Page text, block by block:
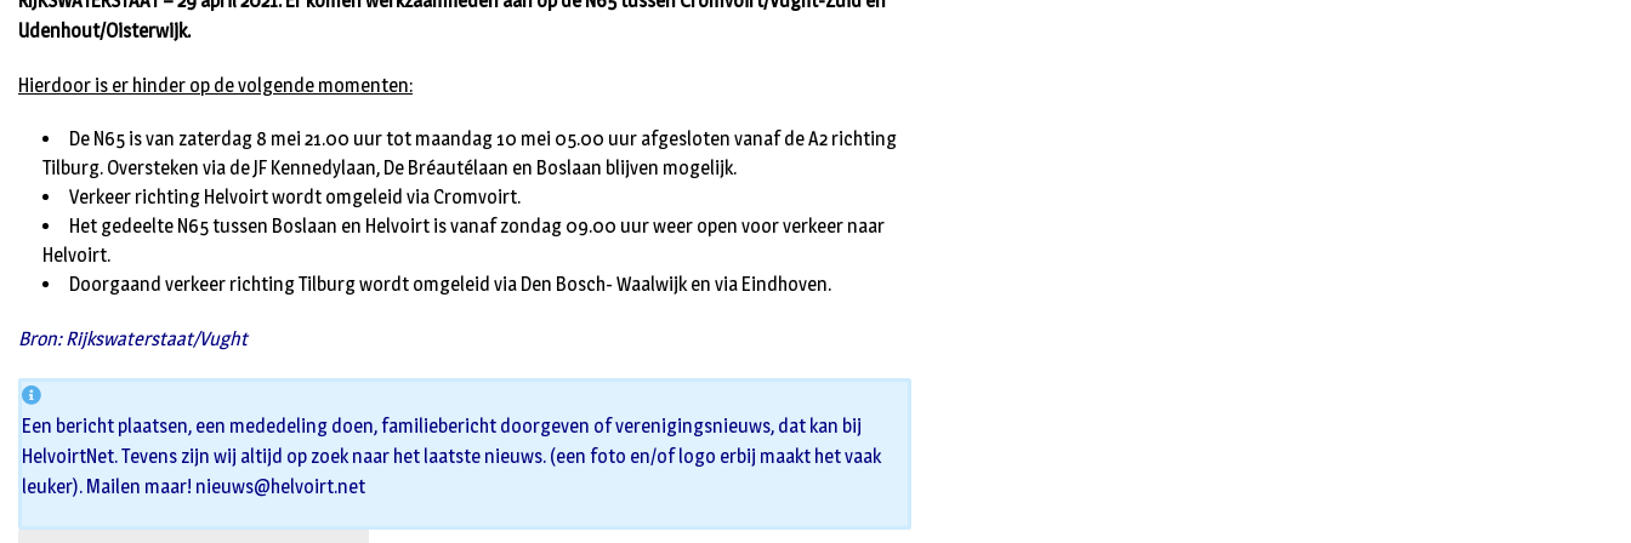
Udenhout/Oisterwijk.
Hierdoor is er hinder op de volgende momenten:
De N65 is van zaterdag 8 mei 21.00 uur tot maandag 10 mei 05.00 uur afgesloten vanaf de A2 richting
Tilburg. Oversteken via de JF Kennedylaan, De Bréautélaan en Boslaan blijven mogelijk.
Verkeer richting Helvoirt wordt omgeleid via Cromvoirt.
Het gedeelte N65 tussen Boslaan en Helvoirt is vanaf zondag 09.00 uur weer open voor verkeer naar
Helvoirt.
Doorgaand verkeer richting Tilburg wordt omgeleid via Den Bosch- Waalwijk en via Eindhoven.
Bron: Rijkswaterstaat/Vught
Een bericht plaatsen, een mededeling doen, familiebericht doorgeven of verenigingsnieuws, dat kan bij
HelvoirtNet. Tevens zijn wij altijd op zoek naar het laatste nieuws. (een foto en/of logo erbij maakt het vaak
leuker). Mailen maar! nieuws@helvoirt.net